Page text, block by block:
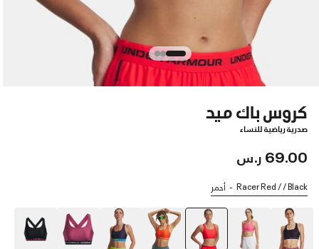
كروس باك ميد
صدرية رياضية للنساء
69.00 ر.س
Racer Red / / Black أحمر